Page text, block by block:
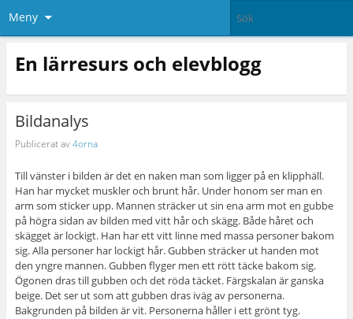
Meny
En lärresurs och elevblogg
Bildanalys
Publicerat av4orna
Till vänster i bilden är det en naken man som ligger på en klipphäll.
Han har mycket muskler och brunt hår. Under honom ser man en
arm som sticker upp. Mannen sträcker ut sin ena arm mot en gubbe
på högra sidan av bilden med vitt hår och skägg. Både håret och
skägget är lockigt. Han har ett vitt linne med massa personer bakom
sig. Alla personer har lockigt hår. Gubben sträcker ut handen mot
den yngre mannen. Gubben flyger men ett rött täcke bakom sig.
Ögonen dras till gubben och det röda täcket. Färgskalan är ganska
beige. Det ser ut som att gubben dras iväg av personerna.
Bakgrunden på bilden är vit. Personerna håller i ett grönt tyg.